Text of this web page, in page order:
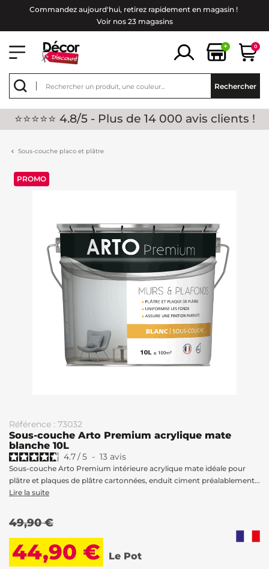
Commandez aujourd'hui, retirez rapidement en magasin !
Voir nos 23 magasins
+ 0
Rechercher
⭐⭐⭐⭐⭐ 4.8/5 - Plus de 14 000 avis clients !
Sous-couche placo et plâtre
PROMO
Référence : 73032
Sous-couche Arto Premium acrylique mate
blanche 10L
4.7/5 - 13 avis
Sous-couche Arto Premium intérieure acrylique mate idéale pour
plâtre et plaques de plâtre cartonnées, enduit ciment préalablement...
Lire la suite
49,90 €
44,90 € Le Pot